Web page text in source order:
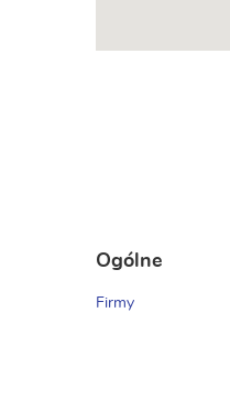
Ogólne
Firmy